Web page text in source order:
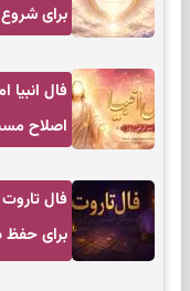
برای
اصلاح
برای حفظ